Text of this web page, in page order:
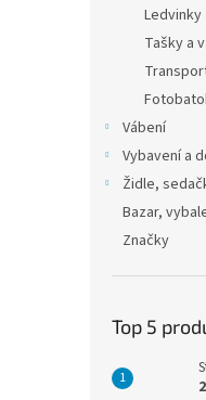
Ledvinky
Tašky a
Vábení
Vybavení a
Židle,
Bazar,
Značky
Top 5